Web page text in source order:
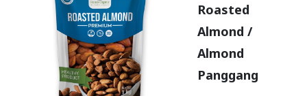
Roasted
Almond /
Almond
Panggang